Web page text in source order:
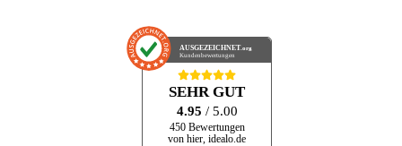
AUSGEZEICHNET.org
Kundenbewertungen
SEHR GUT
4.95 / 5.00
450 Bewertungen
von hier, idealo.de